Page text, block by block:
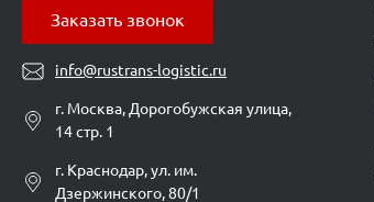
Заказать звонок
info@rustrans-logistic.ru
г. Москва, Дорогобужская улица,
14 стр. 1
г. Краснодар, ул. им.
Дзержинского, 80/1